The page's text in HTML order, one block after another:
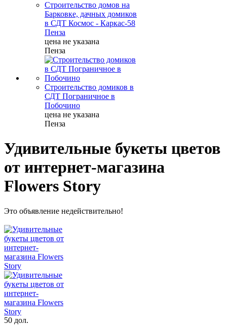
Строительство домов на
Барковке, дачных домиков
в СДТ Космос - Каркас-58
Пенза
цена не указана
Пенза
Строительство домиков в
СДТ Пограничное в
Побочино
цена не указана
Пенза
Удивительные букеты цветов
от интернет-магазина
Flowers Story
Это объявление недействительно!
50 дол.